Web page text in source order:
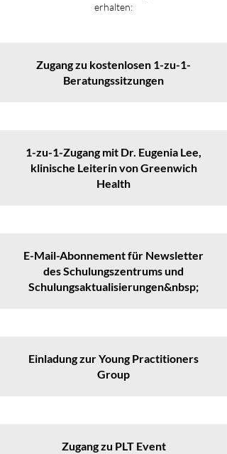
erhalten:
Zugang zu kostenlosen 1-zu-1-
Beratungssitzungen
1-zu-1-Zugang mit Dr. Eugenia Lee,
klinische Leiterin von Greenwich
Health
E-Mail-Abonnement für Newsletter
des Schulungszentrums und
Schulungsaktualisierungen&nbsp;
Einladung zur Young Practitioners
Group
Zugang zu PLT Event